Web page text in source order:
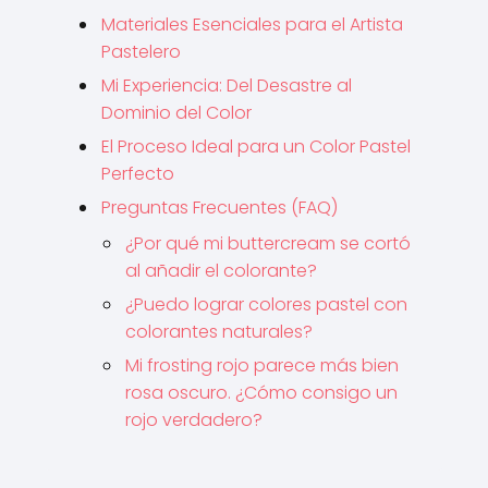
Materiales Esenciales para el Artista
Pastelero
Mi Experiencia: Del Desastre al
Dominio del Color
El Proceso Ideal para un Color Pastel
Perfecto
Preguntas Frecuentes (FAQ)
¿Por qué mi buttercream se cortó
al añadir el colorante?
¿Puedo lograr colores pastel con
colorantes naturales?
Mi frosting rojo parece más bien
rosa oscuro. ¿Cómo consigo un
rojo verdadero?